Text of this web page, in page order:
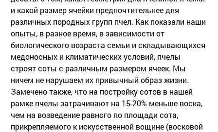
и какой размер ячейки предпочтительнее для
различных породных групп пчел. Как показали наши
опыты, в разное время, в зависимости от
биологического возраста семьи и складывающихся
медоносных и климатических условий, пчелы
строят соты с различным размером ячеек. Мы
ничем не нарушаем их привычный образ жизни.
Замечено также, что на постройку сотов в нашей
рамке пчелы затрачивают на 15-20% меньше воска,
чем на возведение равного по площади сота,
прикрепляемого к искусственной вощине (восковой